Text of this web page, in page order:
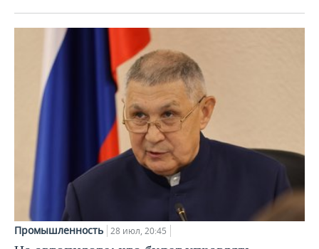
Промышленность 28 июл, 20:45